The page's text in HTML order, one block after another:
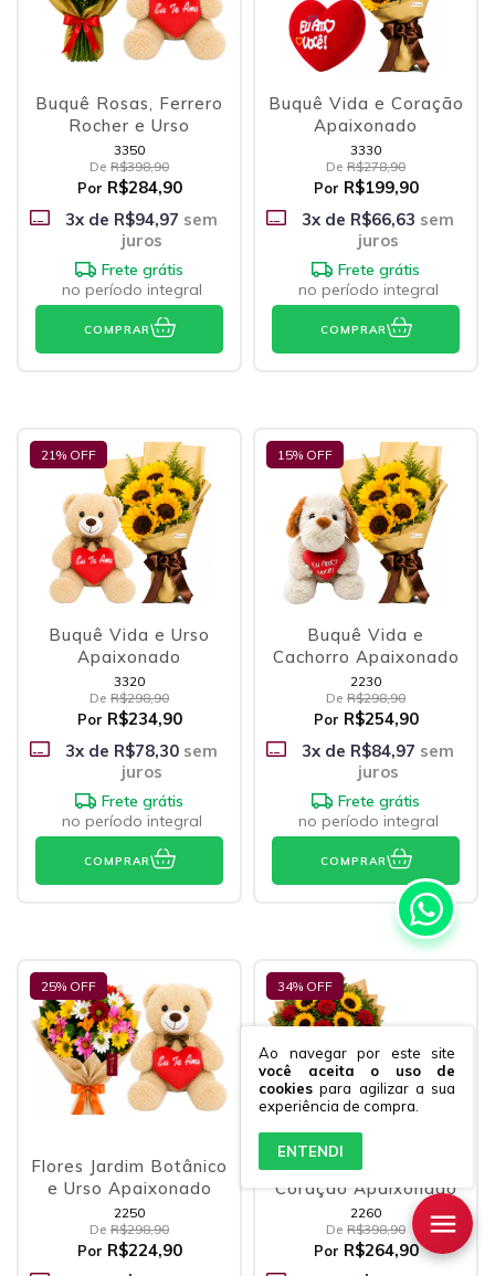
Ao navegar por este site
você aceita o uso de
cookies para agilizar a sua
experiência de compra.
ENTENDI
Buquê Rosas, Ferrero
Rocher e Urso
3350
De R$398,90
Por R$284,90
3x de R$94,97 sem
juros
Frete grátis
no período integral
COMPRAR
Buquê Vida e Coração
Apaixonado
3330
De R$278,90
Por R$199,90
3x de R$66,63 sem
juros
Frete grátis
no período integral
COMPRAR
21% OFF
Buquê Vida e Urso
Apaixonado
3320
De R$298,90
Por R$234,90
3x de R$78,30 sem
juros
Frete grátis
no período integral
COMPRAR
15% OFF
Buquê Vida e
Cachorro Apaixonado
2230
De R$298,90
Por R$254,90
3x de R$84,97 sem
juros
Frete grátis
no período integral
COMPRAR
25% OFF
Flores Jardim Botânico
e Urso Apaixonado
2250
De R$298,90
Por R$224,90
34% OFF
Buquê Declaração e
Coração Apaixonado
2260
De R$398,90
Por R$264,90